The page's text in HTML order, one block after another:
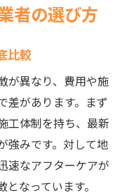
者の選び方
比較
が異なり、費用や施
差があります。まず
工体制を持ち、最新
強みです。対して地
速なアフターケアが
なっています。